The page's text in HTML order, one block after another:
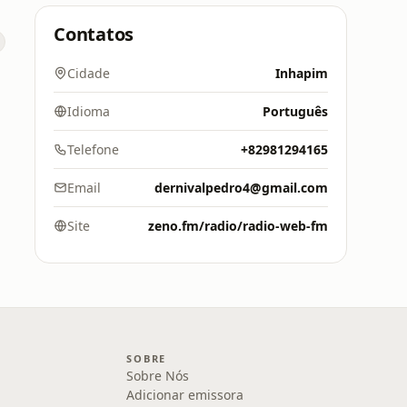
Contatos
Cidade Inhapim
Idioma Português
Telefone +82981294165
Email dernivalpedro4@gmail.com
Site zeno.fm/radio/radio-web-fm
SOBRE
Sobre Nós
Adicionar emissora